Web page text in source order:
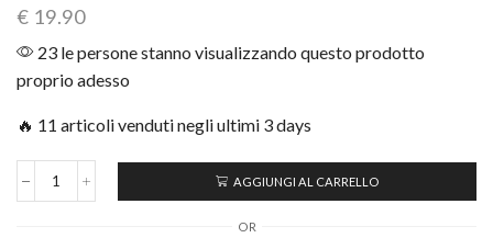
€ 19.90
23 le persone stanno visualizzando questo prodotto
proprio adesso
🔥 11 articoli venduti negli ultimi 3 days
AGGIUNGI AL CARRELLO
OR